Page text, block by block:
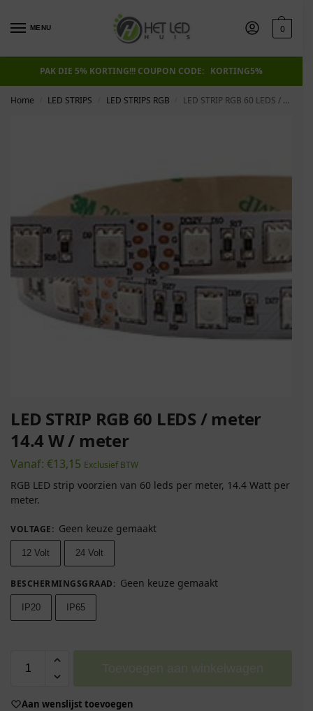
MENU 0
PAK DIE 5% KORTING!!! COUPON CODE: KORTING5%
Home LED STRIPS LED STRIPS RGB LED STRIP RGB 60 LEDS / meter 14.4 W / meter
LED STRIP RGB 60 LEDS / meter
14.4 W / meter
Vanaf: €13,15 Exclusief BTW
RGB LED strip voorzien van 60 leds per meter, 14.4 Watt per
meter.
VOLTAGE: Geen keuze gemaakt
12 Volt 24 Volt
BESCHERMINGSGRAAD: Geen keuze gemaakt
IP20 IP65
Aan wenslijst toevoegen